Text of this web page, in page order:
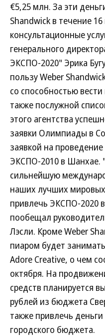
€5,25 млн. За эти
Shandwick в течение
консультационные
генерального
ЭКСПО-2020" Эрика
пользу Weber
со способностью
также послужной
этого агентства
заявки Олимпиады в
заявкой на
ЭКСПО-2010 в
сильнейшую
наших лучших
привлечь ЭКСПО-2020
пообещал
Лэсли. Кроме Weber
пиаром будет
Adore Creative, о чем
октября. На
средств планируется
рублей из бюджета
также привлечь
городского бюджета.